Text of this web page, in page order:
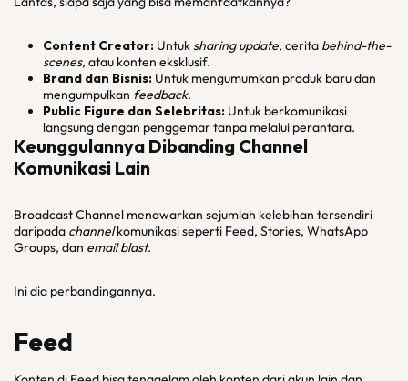
Content Creator: Untuk sharing update, cerita behind-the-
scenes, atau konten eksklusif.
Brand dan Bisnis: Untuk mengumumkan produk baru dan
mengumpulkan feedback.
Public Figure dan Selebritas: Untuk berkomunikasi
langsung dengan penggemar tanpa melalui perantara.
Keunggulannya Dibanding Channel
Komunikasi Lain
Broadcast Channel menawarkan sejumlah kelebihan tersendiri
daripada channelkomunikasi seperti Feed, Stories, WhatsApp
Groups, dan email blast.
Ini dia perbandingannya.
Feed